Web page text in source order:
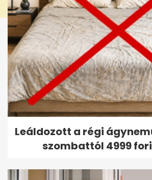
Leáldozott a régi
szombattól 4999